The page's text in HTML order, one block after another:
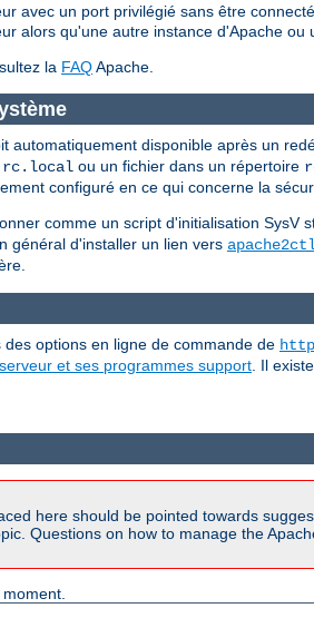
avec un port privilégié sans être
alors qu'une autre instance d'Apache
la FAQApache.
automatiquement disponible après un
rc.local ou un fichier dans un répertoire
configuré en ce qui concerne la
comme un script d'initialisation SysV
général d'installer un lien vers
options en ligne de commande de
et ses programmes support . Il
here should be pointed towards
Questions on how to manage the